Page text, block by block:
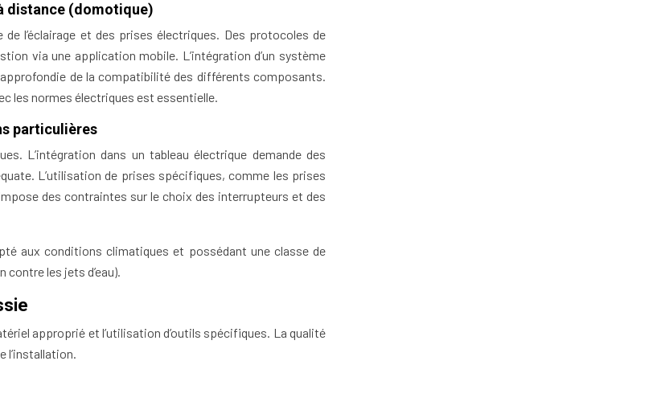
distance (domotique)
l’éclairage et des prises électriques. Des protocoles de
via une application mobile. L’intégration d’un système
de la compatibilité des différents composants.
les normes électriques est essentielle.
particulières
L’intégration dans un tableau électrique demande des
L’utilisation de prises spécifiques, comme les prises
des contraintes sur le choix des interrupteurs et des
aux conditions climatiques et possédant une classe de
les jets d’eau).
approprié et l’utilisation d’outils spécifiques. La qualité
l’installation.